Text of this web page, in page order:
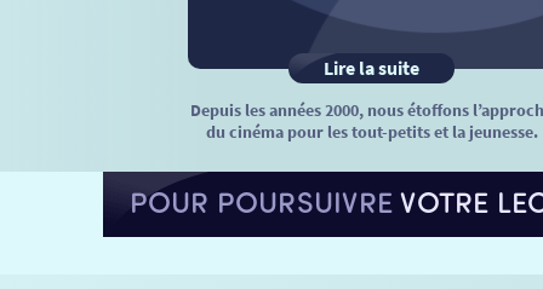
Lire la suite
Depuis les années 2000, nous étoffons
du cinéma pour les tout-petits et la jeunesse.
POUR POURSUIVREVOTRE